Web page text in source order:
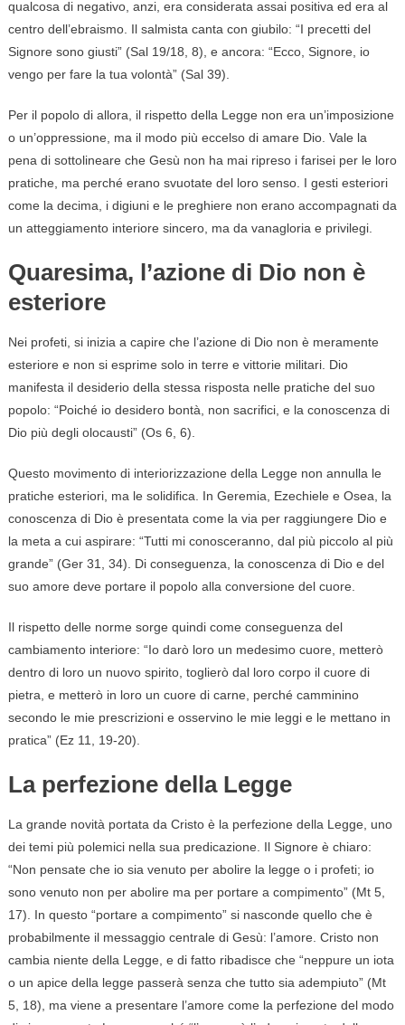
qualcosa di negativo, anzi, era considerata assai positiva ed era al
centro dell’ebraismo. Il salmista canta con giubilo: “I precetti del
Signore sono giusti” (Sal 19/18, 8), e ancora: “Ecco, Signore, io
vengo per fare la tua volontà” (Sal 39).
Per il popolo di allora, il rispetto della Legge non era un’imposizione
o un’oppressione, ma il modo più eccelso di amare Dio. Vale la
pena di sottolineare che Gesù non ha mai ripreso i farisei per le loro
pratiche, ma perché erano svuotate del loro senso. I gesti esteriori
come la decima, i digiuni e le preghiere non erano accompagnati da
un atteggiamento interiore sincero, ma da vanagloria e privilegi.
Quaresima, l’azione di Dio non è
esteriore
Nei profeti, si inizia a capire che l’azione di Dio non è meramente
esteriore e non si esprime solo in terre e vittorie militari. Dio
manifesta il desiderio della stessa risposta nelle pratiche del suo
popolo: “Poiché io desidero bontà, non sacrifici, e la conoscenza di
Dio più degli olocausti” (Os 6, 6).
Questo movimento di interiorizzazione della Legge non annulla le
pratiche esteriori, ma le solidifica. In Geremia, Ezechiele e Osea, la
conoscenza di Dio è presentata come la via per raggiungere Dio e
la meta a cui aspirare: “Tutti mi conosceranno, dal più piccolo al più
grande” (Ger 31, 34). Di conseguenza, la conoscenza di Dio e del
suo amore deve portare il popolo alla conversione del cuore.
Il rispetto delle norme sorge quindi come conseguenza del
cambiamento interiore: “Io darò loro un medesimo cuore, metterò
dentro di loro un nuovo spirito, toglierò dal loro corpo il cuore di
pietra, e metterò in loro un cuore di carne, perché camminino
secondo le mie prescrizioni e osservino le mie leggi e le mettano in
pratica” (Ez 11, 19-20).
La perfezione della Legge
La grande novità portata da Cristo è la perfezione della Legge, uno
dei temi più polemici nella sua predicazione. Il Signore è chiaro:
“Non pensate che io sia venuto per abolire la legge o i profeti; io
sono venuto non per abolire ma per portare a compimento” (Mt 5,
17). In questo “portare a compimento” si nasconde quello che è
probabilmente il messaggio centrale di Gesù: l’amore. Cristo non
cambia niente della Legge, e di fatto ribadisce che “neppure un iota
o un apice della legge passerà senza che tutto sia adempiuto” (Mt
5, 18), ma viene a presentare l’amore come la perfezione del modo